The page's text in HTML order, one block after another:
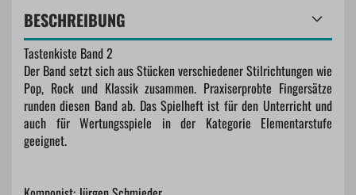
BESCHREIBUNG
Tastenkiste Band 2
Der Band setzt sich aus Stücken verschiedener Stilrichtungen wie
Pop, Rock und Klassik zusammen. Praxiserprobte Fingersätze
runden diesen Band ab. Das Spielheft ist für den Unterricht und
auch für Wertungsspiele in der Kategorie Elementarstufe
geeignet.